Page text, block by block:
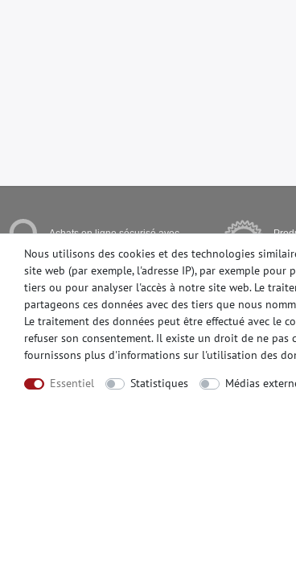
Achats en ligne sécurisé avec
cryptage SSL
INFORMATIONS
Aide
Nous utilisons des cookies et des technologies
site web (par exemple, l'adresse IP), par exemple
tiers ou pour analyser l'accès à notre site web. Le
partageons ces données avec des tiers que nous
Le traitement des données peut être effectué avec le
refuser son consentement. Il existe un droit de ne
fournissons plus d'informations sur l'utilisation des
Essentiel
Statistiques Médias